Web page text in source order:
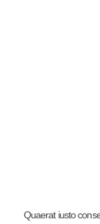
Quaerat iusto